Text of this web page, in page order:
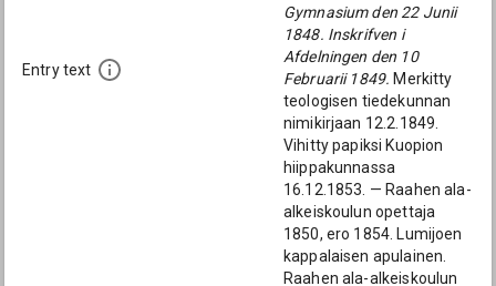
Entry text
Gymnasium den 22 Junii
1848. Inskrifven i
Afdelningen den 10
Februarii 1849. Merkitty
teologisen tiedekunnan
nimikirjaan 12.2.1849.
Vihitty papiksi Kuopion
hiippakunnassa
16.12.1853. — Raahen ala-
alkeiskoulun opettaja
1850, ero 1854. Lumijoen
kappalaisen apulainen.
Raahen ala-alkeiskoulun